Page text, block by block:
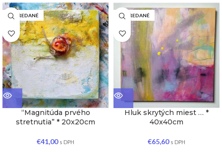
VYPREDANÉ
“Magnitúda prvého
stretnutia” * 20x20cm
€41,00 s DPH
VYPREDANÉ
Hluk skrytých miest … *
40x40cm
€65,60 s DPH